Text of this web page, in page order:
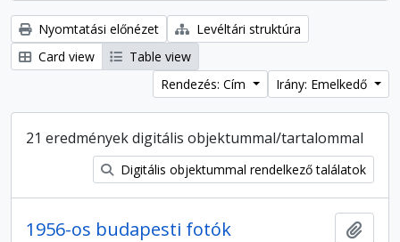
Nyomtatási előnézet
Levéltári struktúra
Card view
Table view
Rendezés: Cím
Irány: Emelkedő
21 eredmények digitális objektummal/tartalommal
Digitális objektummal rendelkező találatok
1956-os budapesti fotók